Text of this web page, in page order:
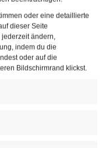
oder eine detaillierte
dieser Seite
ändern,
indem du die
oder auf die
Bildschirmrand klickst.